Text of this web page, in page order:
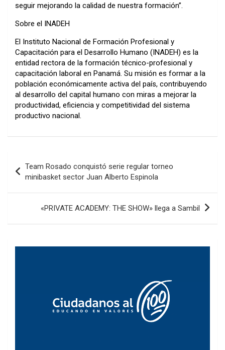
seguir mejorando la calidad de nuestra formación”.
Sobre el INADEH
El Instituto Nacional de Formación Profesional y
Capacitación para el Desarrollo Humano (INADEH) es la
entidad rectora de la formación técnico-profesional y
capacitación laboral en Panamá. Su misión es formar a la
población económicamente activa del país, contribuyendo
al desarrollo del capital humano con miras a mejorar la
productividad, eficiencia y competitividad del sistema
productivo nacional.
de
entradas
Team Rosado conquistó serie regular torneo
minibasket sector Juan Alberto Espinola
«PRIVATE ACADEMY: THE SHOW» llega a Sambil